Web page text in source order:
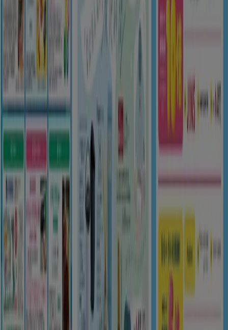
8/10 日まで有効
下関市
新規
ゆめタウン
すべてのお客様のための素晴らしいオファー
8/16 日まで有効
下関市
新規
ゆめタウン
掘り出し物ハンターのための素晴らしいオフ
ァー
8/16 日まで有効 下関市